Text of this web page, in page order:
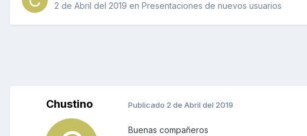
2 de Abril del 2019 en Presentaciones de nuevos usuarios
Chustino Publicado 2 de Abril del 2019
Buenas compañeros